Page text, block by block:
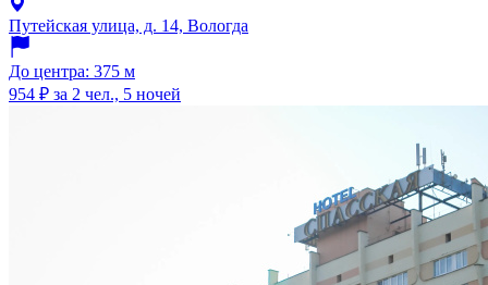
Путейская улица, д. 14, Вологда
До центра: 375 м
954 ₽ за 2 чел., 5 ночей